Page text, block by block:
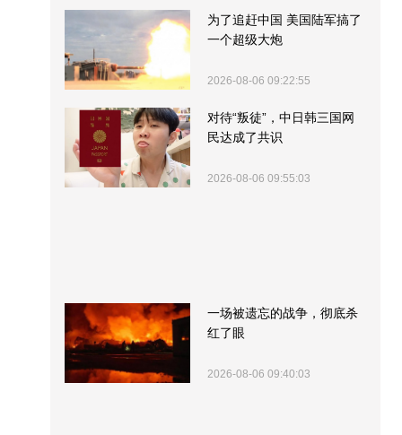
为了追赶中国 美国陆军搞了
一个超级大炮
2026-08-06 09:22:55
对待“叛徒”，中日韩三国网
民达成了共识
2026-08-06 09:55:03
一场被遗忘的战争，彻底杀
红了眼
2026-08-06 09:40:03